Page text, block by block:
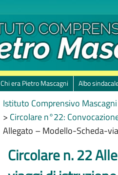
Chi era Pietro Mascagni Albo
Istituto Comprensivo
> Circolare n°22:
Allegato – Modello-Scheda-
Circolare n. 22